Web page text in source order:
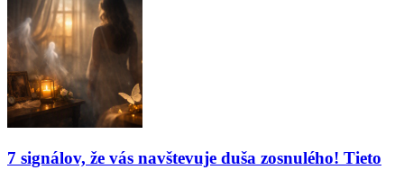
7 signálov, že vás navštevuje duša zosnulého! Tieto